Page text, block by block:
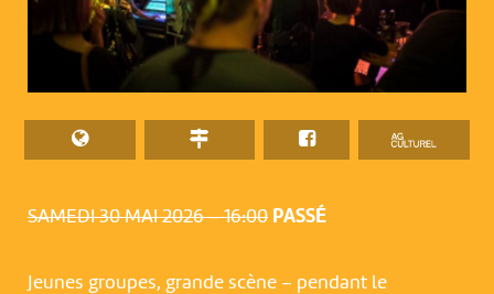
SAMEDI 30 MAI 2026 – 16:00 PASSÉ
Jeunes groupes, grande scène – pendant le